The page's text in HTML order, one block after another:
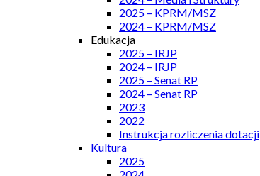
2025 – KPRM/MSZ
2024 – KPRM/MSZ
Edukacja
2025 – IRJP
2024 – IRJP
2025 – Senat RP
2024 – Senat RP
2023
2022
Instrukcja rozliczenia dotacji
Kultura
2025